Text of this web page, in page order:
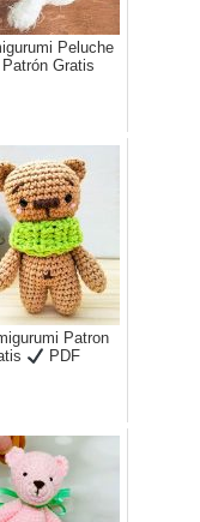
Peluche
Patrón Gratis
Patron
PDF